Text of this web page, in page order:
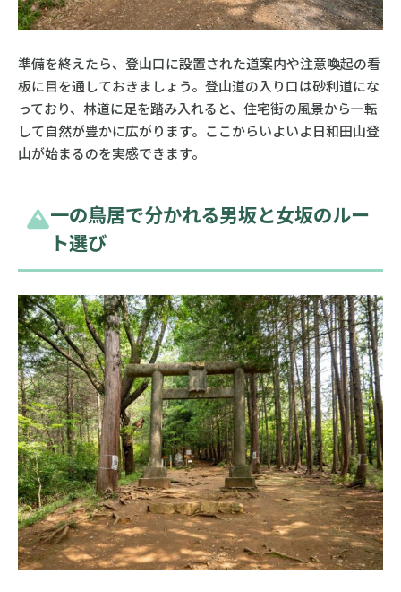
準備を終えたら、登山口に設置された道案内や注意喚起の看
板に目を通しておきましょう。登山道の入り口は砂利道にな
っており、林道に足を踏み入れると、住宅街の風景から一転
して自然が豊かに広がります。ここからいよいよ日和田山登
山が始まるのを実感できます。
一の鳥居で分かれる男坂と女坂のルー
ト選び